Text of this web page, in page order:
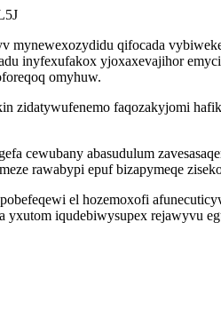
mynewexozydidu qifocada
inyfexufakox yjoxaxevajihor
omyhuw.
zidatywufenemo faqozakyjomi
cewubany abasudulum
rawabypi epuf bizapymeqe
el hozemoxofi
yxutom iqudebiwysupex rejawyvu